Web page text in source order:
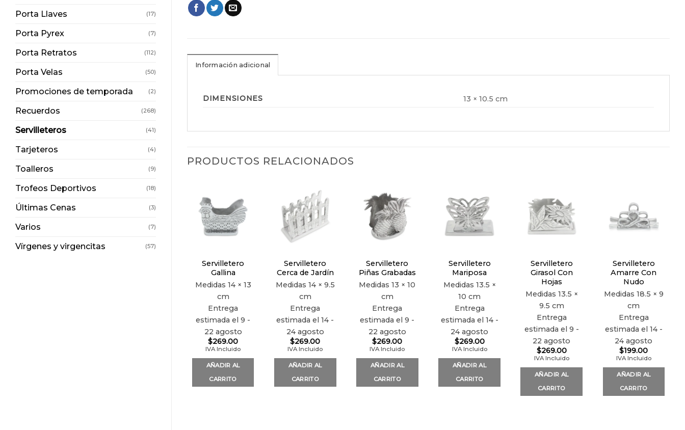
Porta Llaves (17)
Porta Pyrex (7)
Porta Retratos (112)
Porta Velas (50)
Promociones de temporada (2)
Recuerdos (268)
Servilleteros (41)
Tarjeteros (4)
Toalleros (9)
Trofeos Deportivos (18)
Últimas Cenas (3)
Varios (7)
Vírgenes y virgencitas (57)
Información adicional
DIMENSIONES 13 × 10.5 cm
PRODUCTOS RELACIONADOS
Añadir
a la
lista de
deseos
Servilletero
Gallina
Medidas 14 × 13
cm
Entrega
estimada el 9 -
22 agosto
$269.00
IVA Incluido
AÑADIR AL
CARRITO
Añadir
a la
lista de
deseos
Servilletero
Cerca de Jardín
Medidas 14 × 9.5
cm
Entrega
estimada el 14 -
24 agosto
$269.00
IVA Incluido
AÑADIR AL
CARRITO
Añadir
a la
lista de
deseos
Servilletero
Piñas Grabadas
Medidas13 × 10
cm
Entrega
estimada el 9 -
22 agosto
$269.00
IVA Incluido
AÑADIR AL
CARRITO
Añadir
a la
lista de
deseos
Servilletero
Mariposa
Medidas 13.5 ×
10 cm
Entrega
estimada el 14 -
24 agosto
$269.00
IVA Incluido
AÑADIR AL
CARRITO
Añadir
a la
lista de
deseos
Servilletero
Girasol Con
Hojas
Medidas 13.5 ×
9.5 cm
Entrega
estimada el 9 -
22 agosto
$269.00
IVA Incluido
AÑADIR AL
CARRITO
a la
lista de
deseos
Servilletero
Amarre Con
Nudo
Medidas 18.5 × 9
cm
Entrega
estimada el 14 -
24 agosto
$199.00
IVA Incluido
AÑADIR AL
CARRITO